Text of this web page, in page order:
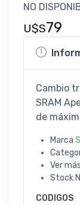
NO
U$S79
Cambio
SRAM
de
Marca
Ver más
Stock
CODIGOS